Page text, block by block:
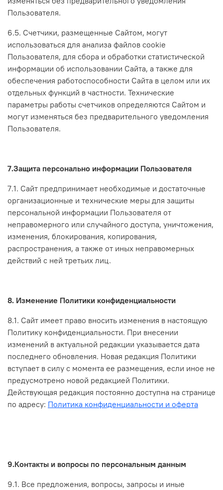
Пользователя.
6.5. Счетчики, размещенные Сайтом, могут
использоваться для анализа файлов cookie
Пользователя, для сбора и обработки статистической
информации об использовании Сайта, а также для
обеспечения работоспособности Сайта в целом или их
отдельных функций в частности. Технические
параметры работы счетчиков определяются Сайтом и
могут изменяться без предварительного уведомления
Пользователя.
7.Защита персонально информации Пользователя
7.1. Сайт предпринимает необходимые и достаточные
организационные и технические меры для защиты
персональной информации Пользователя от
неправомерного или случайного доступа, уничтожения,
изменения, блокирования, копирования,
распространения, а также от иных неправомерных
действий с ней третьих лиц.
8. Изменение Политики конфиденциальности
8.1. Сайт имеет право вносить изменения в настоящую
Политику конфиденциальности. При внесении
изменений в актуальной редакции указывается дата
последнего обновления. Новая редакция Политики
вступает в силу с момента ее размещения, если иное не
предусмотрено новой редакцией Политики.
Действующая редакция постоянно доступна на странице
по адресу: Политика конфиденциальности и оферта
9.Контакты и вопросы по персональным данным
9.1. Все предложения, вопросы, запросы и иные